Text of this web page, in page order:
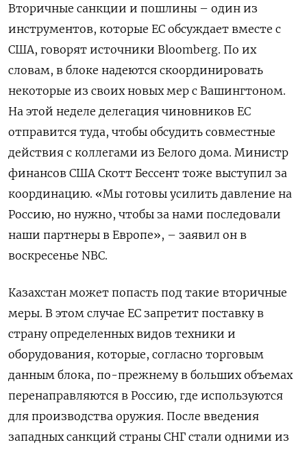
Вторичные санкции и пошлины – один из
инструментов, которые ЕС обсуждает вместе с
США, говорят источники Bloomberg. По их
словам, в блоке надеются скоординировать
некоторые из своих новых мер с Вашингтоном.
На этой неделе делегация чиновников ЕС
отправится туда, чтобы обсудить совместные
действия с коллегами из Белого дома. Министр
финансов США Скотт Бессент тоже выступил за
координацию. «Мы готовы усилить давление на
Россию, но нужно, чтобы за нами последовали
наши партнеры в Европе», – заявил он в
воскресенье NBC.
Казахстан может попасть под такие вторичные
меры. В этом случае ЕС запретит поставку в
страну определенных видов техники и
оборудования, которые, согласно торговым
данным блока, по-прежнему в больших объемах
перенаправляются в Россию, где используются
для производства оружия. После введения
западных санкций страны СНГ стали одними из